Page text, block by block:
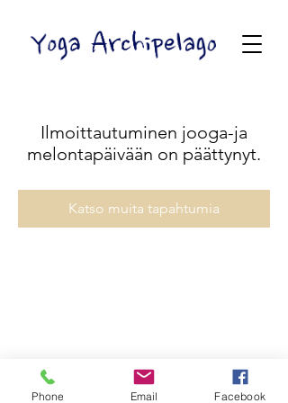
Ilmoittautuminen jooga-ja
melontapäivään on päättynyt.
Katso muita tapahtumia
Phone Email Facebook